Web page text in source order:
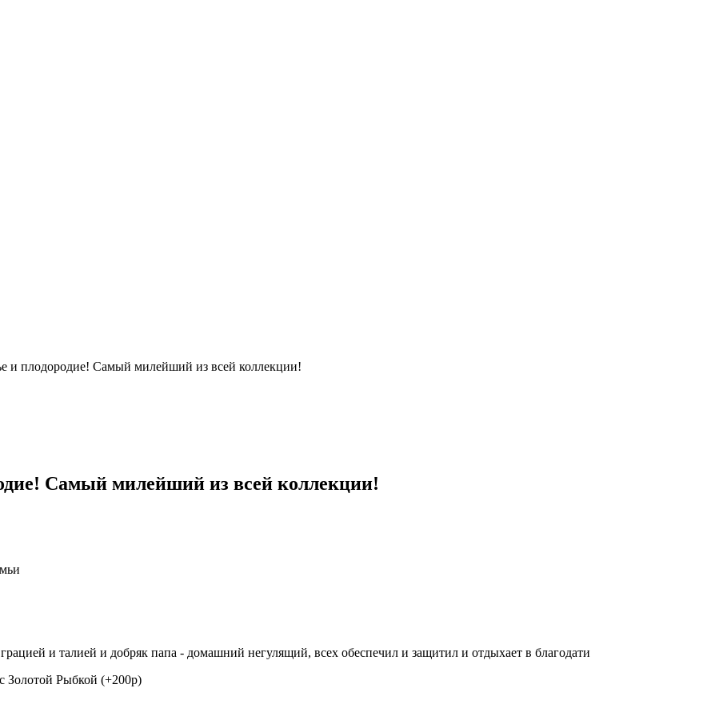
и плодородие! Самый милейший из всей коллекции!
Самый милейший из всей коллекции!
и талией и добряк папа - домашний негулящий, всех обеспечил и защитил и отдыхает в благодати
Золотой Рыбкой (+200р)